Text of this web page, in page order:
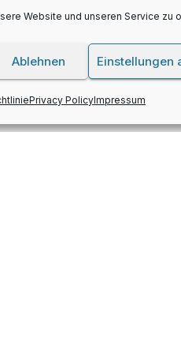
Website und unseren Service zu
Ablehnen Einstellungen
Privacy PolicyImpressum